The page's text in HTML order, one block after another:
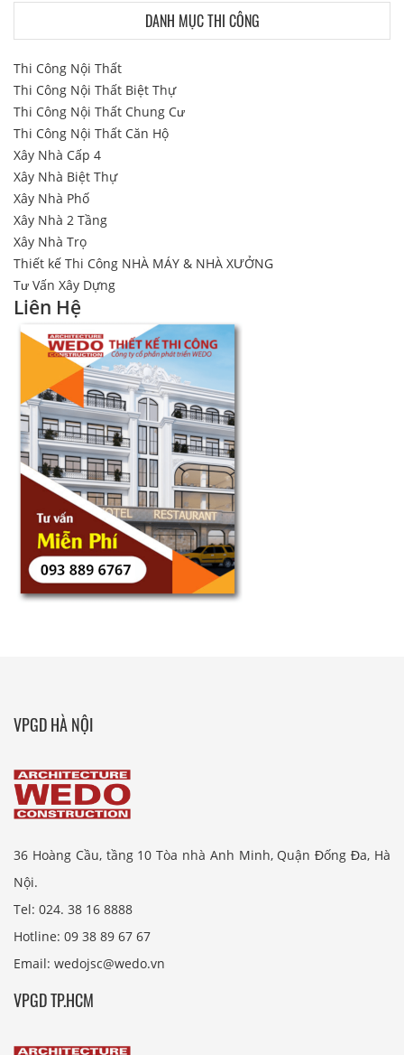
DANH MỤC THI CÔNG
Thi Công Nội Thất
Thi Công Nội Thất Biệt Thự
Thi Công Nội Thất Chung Cư
Thi Công Nội Thất Căn Hộ
Xây Nhà Cấp 4
Xây Nhà Biệt Thự
Xây Nhà Phố
Xây Nhà 2 Tầng
Xây Nhà Trọ
Thiết kế Thi Công NHÀ MÁY & NHÀ XƯỞNG
Tư Vấn Xây Dựng
Liên Hệ
VPGD HÀ NỘI
36 Hoàng Cầu, tầng 10 Tòa nhà Anh Minh, Quận Đống Đa, Hà
Nội.
Tel: 024. 38 16 8888
Hotline: 09 38 89 67 67
Email: wedojsc@wedo.vn
VPGD TP.HCM